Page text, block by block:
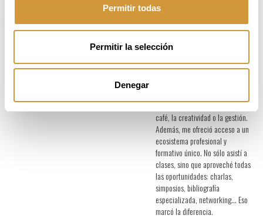
Permitir todas
Permitir la selección
Denegar
Propietario y Bartender "Bad
Company/ Love Company"
propuesta académica sólida, su
referentes en áreas como el té, el
café, la creatividad o la gestión.
Además, me ofreció acceso a un
ecosistema profesional y
formativo único. No sólo asistí a
clases, sino que aproveché todas
las oportunidades: charlas,
simposios, bibliografía
especializada, networking… Eso
marcó la diferencia.